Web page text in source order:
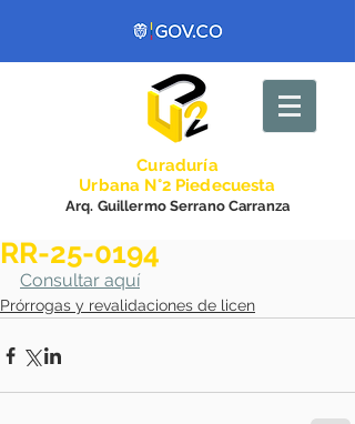
Curaduría
Urbana N°2 Piedecuesta
Arq. Guillermo Serrano Carranza
RR-25-0194
Consultar aquí
Prórrogas y revalidaciones de licen